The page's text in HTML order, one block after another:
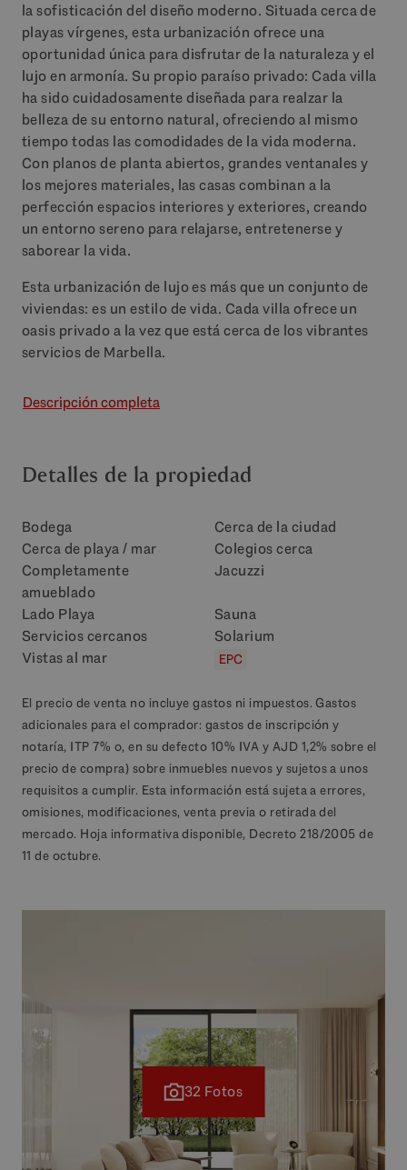
la sofisticación del diseño moderno. Situada cerca de
playas vírgenes, esta urbanización ofrece una
oportunidad única para disfrutar de la naturaleza y el
lujo en armonía. Su propio paraíso privado: Cada villa
ha sido cuidadosamente diseñada para realzar la
belleza de su entorno natural, ofreciendo al mismo
tiempo todas las comodidades de la vida moderna.
Con planos de planta abiertos, grandes ventanales y
los mejores materiales, las casas combinan a la
perfección espacios interiores y exteriores, creando
un entorno sereno para relajarse, entretenerse y
saborear la vida.
Esta urbanización de lujo es más que un conjunto de
viviendas: es un estilo de vida. Cada villa ofrece un
oasis privado a la vez que está cerca de los vibrantes
servicios de Marbella.
Descripción completa
Detalles de la propiedad
Bodega
Cerca de la ciudad
Cerca de playa / mar
Colegios cerca
Completamente
amueblado
Jacuzzi
Lado Playa
Sauna
Servicios cercanos
Solarium
Vistas al mar
EPC
El precio de venta no incluye gastos ni impuestos. Gastos
adicionales para el comprador: gastos de inscripción y
notaría, ITP 7% o, en su defecto 10% IVA y AJD 1,2% sobre el
precio de compra) sobre inmuebles nuevos y sujetos a unos
requisitos a cumplir. Esta información está sujeta a errores,
omisiones, modificaciones, venta previa o retirada del
mercado. Hoja informativa disponible, Decreto 218/2005 de
11 de octubre.
32 Fotos